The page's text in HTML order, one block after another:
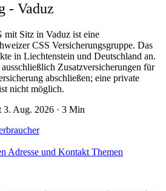
- Vaduz
mit Sitz in Vaduz ist eine
CSS Versicherungsgruppe. Das
in Liechtenstein und Deutschland an.
Zusatzversicherungen für
abschließen; eine private
nicht möglich.
3. Aug. 2026 · 3 Min
Adresse und Kontakt Themen